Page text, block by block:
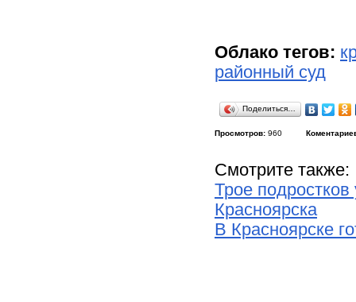
Облако тегов:
районный суд
Поделиться…
Просмотров: 960
Смотрите также:
Трое
Красноярска
В Красноярске